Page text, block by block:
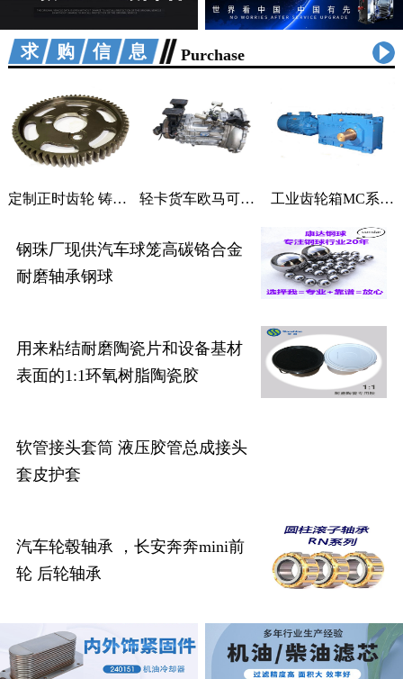
求购信息 Purchase
定制正时齿轮 铸铁曲轴加工 适用汽车机械 轻卡货车欧马可采尔孚变速箱ZF5S400V变速箱 工业齿轮箱MC系列大功率减速机M系列直角变速器平行变速箱
钢珠厂现供汽车球笼高碳铬合金
耐磨轴承钢球
用来粘结耐磨陶瓷片和设备基材
表面的1:1环氧树脂陶瓷胶
软管接头套筒 液压胶管总成接头
套皮护套
汽车轮毂轴承 ，长安奔奔mini前
轮 后轮轴承